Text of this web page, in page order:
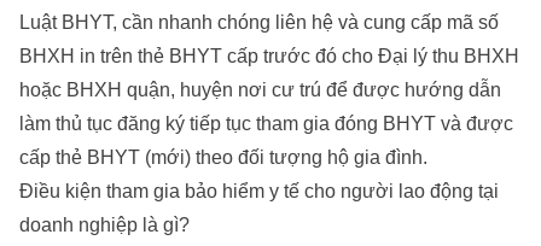
Luật BHYT, cần nhanh chóng liên hệ và cung cấp mã số
BHXH in trên thẻ BHYT cấp trước đó cho Đại lý thu BHXH
hoặc BHXH quận, huyện nơi cư trú để được hướng dẫn
làm thủ tục đăng ký tiếp tục tham gia đóng BHYT và được
cấp thẻ BHYT (mới) theo đối tượng hộ gia đình.
Điều kiện tham gia bảo hiểm y tế cho người lao động tại
doanh nghiệp là gì?